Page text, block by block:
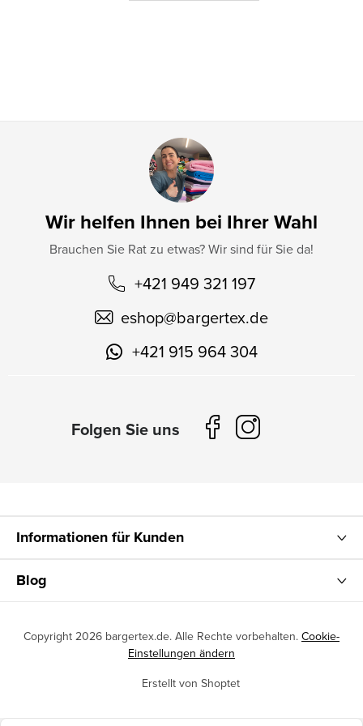
Wir helfen Ihnen bei Ihrer Wahl
Brauchen Sie Rat zu etwas? Wir sind für Sie da!
+421 949 321 197
eshop@bargertex.de
+421 915 964 304
Informationen für Kunden
Blog
Erstellt von Shoptet
Copyright 2026 bargertex.de. Alle Rechte vorbehalten. Cookie-
Einstellungen ändern